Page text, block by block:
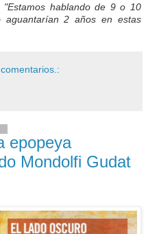
"Estamos hablando de 9 o 10
aguantarían 2 años en estas
epopeya
Mondolfi Gudat